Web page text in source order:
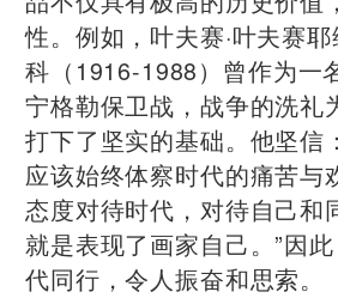
性。例如，叶夫赛·叶夫赛耶
科（1916-1988）曾作为一
宁格勒保卫战，战争的洗礼
打下了坚实的基础。他坚信
应该始终体察时代的痛苦与
态度对待时代，对待自己和
就是表现了画家自己。”因
代同行，令人振奋和思索。